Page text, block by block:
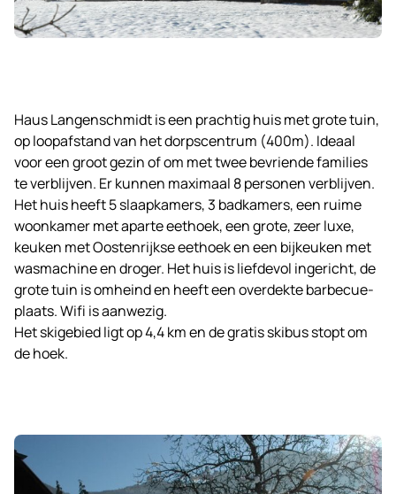
Haus Langenschmidt is een prachtig huis met grote tuin,
op loopafstand van het dorpscentrum (400m). Ideaal
voor een groot gezin of om met twee bevriende families
te verblijven. Er kunnen maximaal 8 personen verblijven.
Het huis heeft 5 slaapkamers, 3 badkamers, een ruime
woonkamer met aparte eethoek, een grote, zeer luxe,
keuken met Oostenrijkse eethoek en een bijkeuken met
wasmachine en droger. Het huis is liefdevol ingericht, de
grote tuin is omheind en heeft een overdekte barbecue-
plaats. Wifi is aanwezig.
Het skigebied ligt op 4,4 km en de gratis skibus stopt om
de hoek.